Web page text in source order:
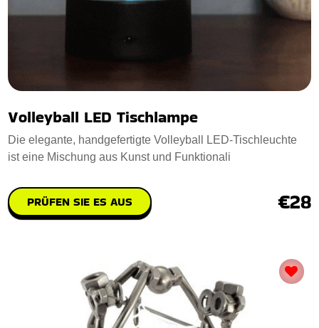
Volleyball LED Tischlampe
Die elegante, handgefertigte Volleyball LED-Tischleuchte
ist eine Mischung aus Kunst und Funktionali
PRÜFEN SIE ES AUS €28